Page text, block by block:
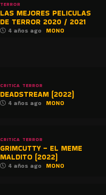
TERROR
LAS MEJORES PELICULAS
DE TERROR 2020 / 2021
4 años ago MONO
CRITICA TERROR
DEADSTREAM (2022)
4 años ago MONO
CRITICA TERROR
GRIMCUTTY – EL MEME
MALDITO (2022)
4 años ago MONO